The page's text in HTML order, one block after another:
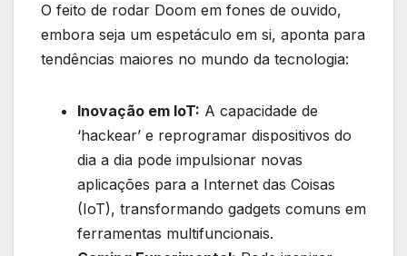
O feito de rodar Doom em fones de ouvido,
embora seja um espetáculo em si, aponta para
tendências maiores no mundo da tecnologia:
Inovação em IoT: A capacidade de
‘hackear’ e reprogramar dispositivos do
dia a dia pode impulsionar novas
aplicações para a Internet das Coisas
(IoT), transformando gadgets comuns em
ferramentas multifuncionais.